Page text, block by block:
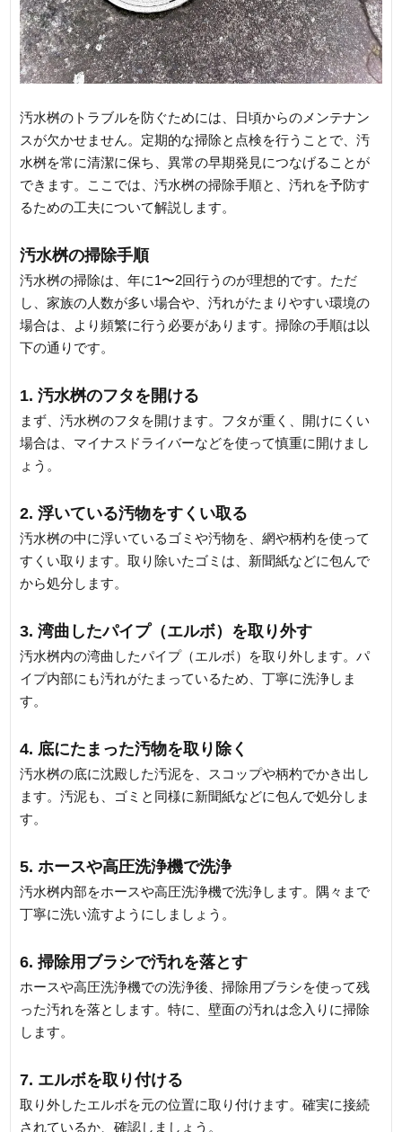
汚水桝のトラブルを防ぐためには、日頃からのメンテナン
スが欠かせません。定期的な掃除と点検を行うことで、汚
水桝を常に清潔に保ち、異常の早期発見につなげることが
できます。ここでは、汚水桝の掃除手順と、汚れを予防す
るための工夫について解説します。
汚水桝の掃除手順
汚水桝の掃除は、年に1〜2回行うのが理想的です。ただ
し、家族の人数が多い場合や、汚れがたまりやすい環境の
場合は、より頻繁に行う必要があります。掃除の手順は以
下の通りです。
1. 汚水桝のフタを開ける
まず、汚水桝のフタを開けます。フタが重く、開けにくい
場合は、マイナスドライバーなどを使って慎重に開けまし
ょう。
2. 浮いている汚物をすくい取る
汚水桝の中に浮いているゴミや汚物を、網や柄杓を使って
すくい取ります。取り除いたゴミは、新聞紙などに包んで
から処分します。
3. 湾曲したパイプ（エルボ）を取り外す
汚水桝内の湾曲したパイプ（エルボ）を取り外します。パ
イプ内部にも汚れがたまっているため、丁寧に洗浄しま
す。
4. 底にたまった汚物を取り除く
汚水桝の底に沈殿した汚泥を、スコップや柄杓でかき出し
ます。汚泥も、ゴミと同様に新聞紙などに包んで処分しま
す。
5. ホースや高圧洗浄機で洗浄
汚水桝内部をホースや高圧洗浄機で洗浄します。隅々まで
丁寧に洗い流すようにしましょう。
6. 掃除用ブラシで汚れを落とす
ホースや高圧洗浄機での洗浄後、掃除用ブラシを使って残
った汚れを落とします。特に、壁面の汚れは念入りに掃除
します。
7. エルボを取り付ける
取り外したエルボを元の位置に取り付けます。確実に接続
されているか、確認しましょう。